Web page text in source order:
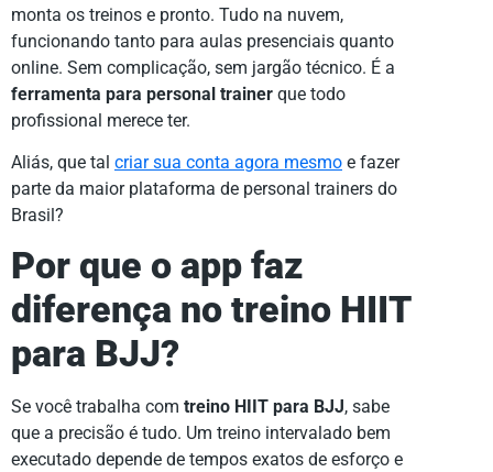
monta os treinos e pronto. Tudo na nuvem,
funcionando tanto para aulas presenciais quanto
online. Sem complicação, sem jargão técnico. É a
ferramenta para personal trainer que todo
profissional merece ter.
Aliás, que tal criar sua conta agora mesmo e fazer
parte da maior plataforma de personal trainers do
Brasil?
Por que o app faz
diferença no treino HIIT
para BJJ?
Se você trabalha com treino HIIT para BJJ, sabe
que a precisão é tudo. Um treino intervalado bem
executado depende de tempos exatos de esforço e